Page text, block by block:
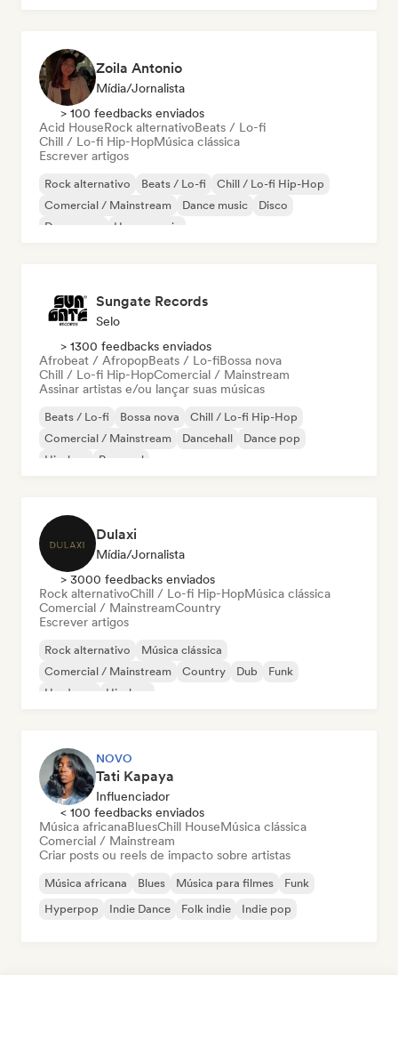
Zoila Antonio
Mídia/Jornalista
> 100 feedbacks enviados
Acid HouseRock alternativoBeats / Lo-fi
Chill / Lo-fi Hip-HopMúsica clássica
Escrever artigos
Rock alternativo Beats / Lo-fi
Chill / Lo-fi Hip-Hop
Comercial / Mainstream
Dance music
Disco
Dream pop
House music
Sungate Records
Selo
> 1300 feedbacks enviados
Afrobeat / AfropopBeats / Lo-fiBossa nova
Chill / Lo-fi Hip-HopComercial / Mainstream
Assinar artistas e/ou lançar suas músicas
Beats / Lo-fi Bossa nova
Chill / Lo-fi Hip-Hop
Comercial / Mainstream
Dancehall
Dance pop
Hip-hop
Pop soul
Dulaxi
Mídia/Jornalista
> 3000 feedbacks enviados
Rock alternativoChill / Lo-fi Hip-HopMúsica clássica
Comercial / MainstreamCountry
Escrever artigos
Rock alternativo
Música clássica
Comercial / Mainstream
Country Dub
Funk
Hardcore
Hip-hop
NOVO
Tati Kapaya
Influenciador
< 100 feedbacks enviados
Música africanaBluesChill HouseMúsica clássica
Comercial / Mainstream
Criar posts ou reels de impacto sobre artistas
Música africana Blues Música para filmes
Funk
Hyperpop
Indie Dance Folk indie Indie pop